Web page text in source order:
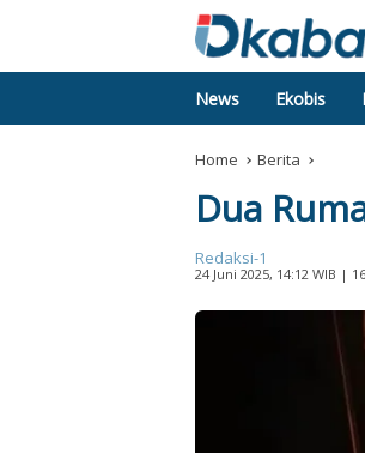
News Ekobis
Home Berita
Dua
Redaksi-1
24 Juni 2025, 14:12 WIB |